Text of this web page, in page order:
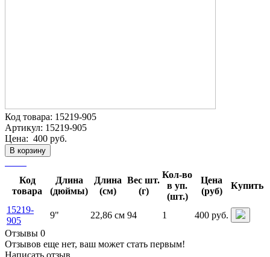
Код товара: 15219-905
Артикул: 15219-905
Цена: 400 руб.
В корзину
Код
товара
Длина
(дюймы)
Длина
(см)
Вес шт.
(г)
Кол-во
в уп.
(шт.)
Цена
(руб)
Купить
15219-
905
9" 22,86 см 94 1
400 руб.
Отзывы 0
Отзывов еще нет, ваш может стать первым!
Написать отзыв